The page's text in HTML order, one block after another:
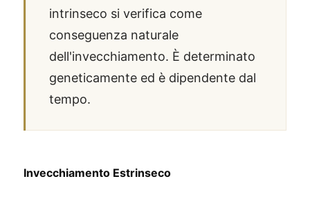
intrinseco si verifica come
conseguenza naturale
dell'invecchiamento. È determinato
geneticamente ed è dipendente dal
tempo.
Invecchiamento Estrinseco